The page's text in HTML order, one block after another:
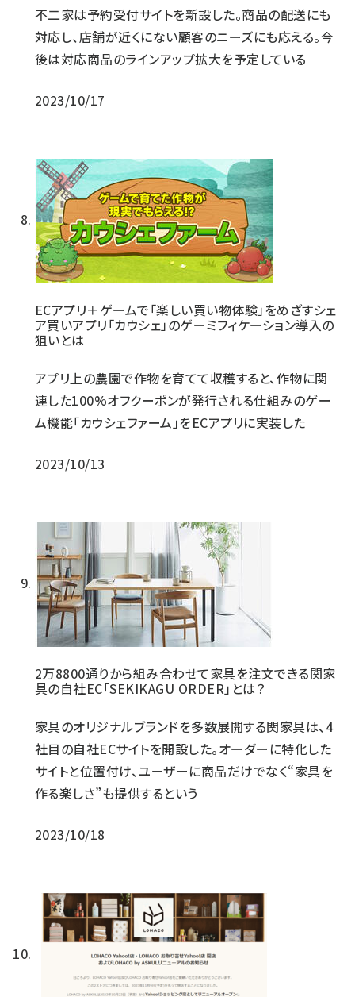
不二家は予約受付サイトを新設した。商品の配送にも
対応し、店舗が近くにない顧客のニーズにも応える。今
後は対応商品のラインアップ拡大を予定している
2023/10/17
ECアプリ＋ゲームで「楽しい買い物体験」をめざすシェ
ア買いアプリ「カウシェ」のゲーミフィケーション導入の
狙いとは
アプリ上の農園で作物を育てて収穫すると、作物に関
連した100%オフクーポンが発行される仕組みのゲー
ム機能「カウシェファーム」をECアプリに実装した
2023/10/13
2万8800通りから組み合わせて家具を注文できる関家
具の自社EC「SEKIKAGU ORDER」とは？
家具のオリジナルブランドを多数展開する関家具は、4
社目の自社ECサイトを開設した。オーダーに特化した
サイトと位置付け、ユーザーに商品だけでなく“家具を
作る楽しさ”も提供するという
2023/10/18